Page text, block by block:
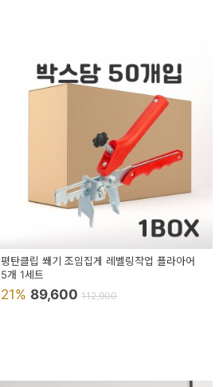
평탄클립 쐐기 조임집게 레벨링작업 플라아어
5개 1세트
21%89,600112,900